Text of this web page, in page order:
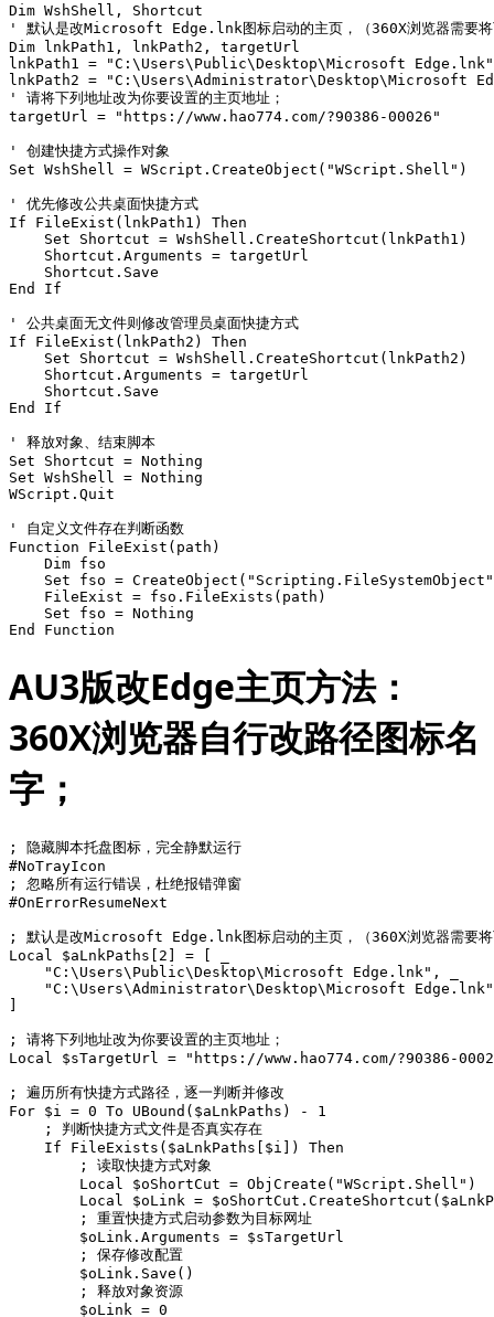
Dim WshShell, Shortcut
' 默认是改Microsoft Edge.lnk图标启动的主页，（360X浏览器需要
Dim lnkPath1, lnkPath2, targetUrl
lnkPath1 = "C:\Users\Public\Desktop\Microsoft Edge.lnk"
lnkPath2 = "C:\Users\Administrator\Desktop\Microsoft
' 请将下列地址改为你要设置的主页地址；
targetUrl = "https://www.hao774.com/?90386-00026"
' 创建快捷方式操作对象
Set WshShell = WScript.CreateObject("WScript.Shell")
' 优先修改公共桌面快捷方式
If FileExist(lnkPath1) Then
    Set Shortcut = WshShell.CreateShortcut(lnkPath1)
    Shortcut.Arguments = targetUrl
    Shortcut.Save
End If
' 公共桌面无文件则修改管理员桌面快捷方式
If FileExist(lnkPath2) Then
    Set Shortcut = WshShell.CreateShortcut(lnkPath2)
    Shortcut.Arguments = targetUrl
    Shortcut.Save
End If
' 释放对象、结束脚本
Set Shortcut = Nothing
Set WshShell = Nothing
WScript.Quit
' 自定义文件存在判断函数
Function FileExist(path)
    Dim fso
Set fso =
    FileExist = fso.FileExists(path)
    Set fso = Nothing
End Function
AU3版改Edge主页方法：
360X浏览器自行改路径图标名
字；
; 隐藏脚本托盘图标，完全静默运行
#NoTrayIcon
; 忽略所有运行错误，杜绝报错弹窗
#OnErrorResumeNext
; 默认是改Microsoft Edge.lnk图标启动的主页，（360X浏览器需要
Local $aLnkPaths[2] = [ _
    "C:\Users\Public\Desktop\Microsoft Edge.lnk", _
"C:\Users\Administrator\Desktop\Microsoft
; 请将下列地址改为你要设置的主页地址；
Local $sTargetUrl = "https://www.hao774.com/?90386-
; 遍历所有快捷方式路径，逐一判断并修改
For $i = 0 To UBound($aLnkPaths) - 1
    ; 判断快捷方式文件是否真实存在
    If FileExists($aLnkPaths[$i]) Then
        ; 读取快捷方式对象
        Local $oShortCut = ObjCreate("WScript.Shell")
Local $oLink =
        ; 重置快捷方式启动参数为目标网址
        $oLink.Arguments = $sTargetUrl
        ; 保存修改配置
        $oLink.Save()
        ; 释放对象资源
        $oLink = 0